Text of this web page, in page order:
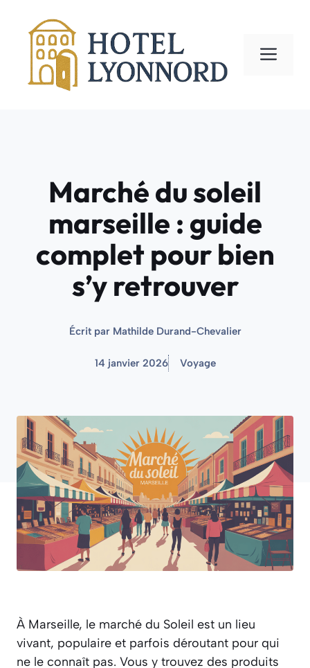
contenu
Marché du soleil
marseille : guide
complet pour bien
s’y retrouver
Écrit par Mathilde Durand-Chevalier
14 janvier 2026 Voyage
À Marseille, le marché du Soleil est un lieu
vivant, populaire et parfois déroutant pour qui
ne le connaît pas. Vous y trouvez des produits